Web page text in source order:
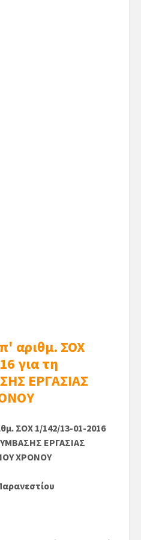
αριθμ. ΣΟΧ
για τη
ΕΡΓΑΣΙΑΣ
ΣΟΧ 1/142/13-01-2016
ΕΡΓΑΣΙΑΣ
ΧΡΟΝΟΥ